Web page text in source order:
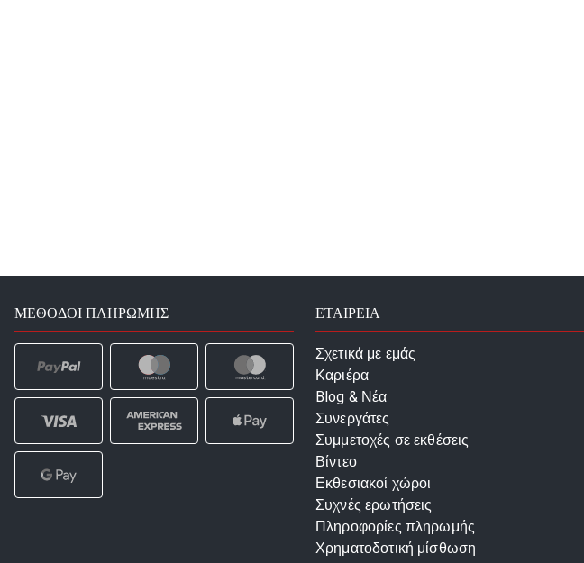
ΜΈΘΟΔΟΙ ΠΛΗΡΩΜΉΣ ΕΤΑΙΡΕΙΑ
Σχετικά με εμάς
Καριέρα
Blog & Νέα
Συνεργάτες
Συμμετοχές σε εκθέσεις
Βίντεο
Εκθεσιακοί χώροι
Συχνές ερωτήσεις
Πληροφορίες πληρωμής
Χρηματοδοτική μίσθωση